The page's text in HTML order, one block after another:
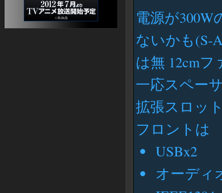
電源が
ないかも(S-
は無 12cmフ
一応スペー
拡張スロッ
フロントは
USBx2
オーディ